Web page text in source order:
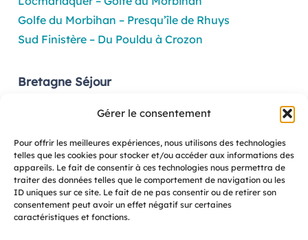
Gérer le consentement
Pour offrir les meilleures expériences, nous utilisons des technologies
telles que les cookies pour stocker et/ou accéder aux informations des
appareils. Le fait de consentir à ces technologies nous permettra de
traiter des données telles que le comportement de navigation ou les
ID uniques sur ce site. Le fait de ne pas consentir ou de retirer son
consentement peut avoir un effet négatif sur certaines
caractéristiques et fonctions.
Golfe du Morbihan – Presqu’île de Rhuys
Sud Finistère – Du Pouldu à Crozon
Bretagne Séjour
–contact@bretagne-sejour.com
Découvrez nos locations
Vacances Villas
Locations Morbihan
Locations Finistère